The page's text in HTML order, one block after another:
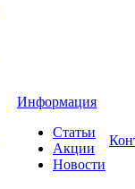
Информация
Статьи
Акции
Новости